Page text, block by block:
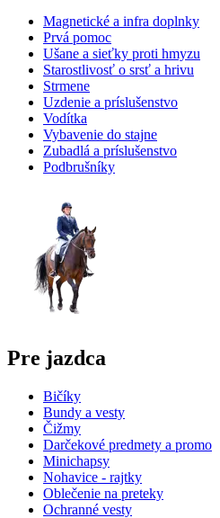
Magnetické a infra doplnky
Prvá pomoc
Ušane a sieťky proti hmyzu
Starostlivosť o srsť a hrivu
Strmene
Uzdenie a príslušenstvo
Vodítka
Vybavenie do stajne
Zubadlá a príslušenstvo
Podbrušníky
Pre jazdca
Bičíky
Bundy a vesty
Čižmy
Darčekové predmety a promo
Minichapsy
Nohavice - rajtky
Oblečenie na preteky
Ochranné vesty